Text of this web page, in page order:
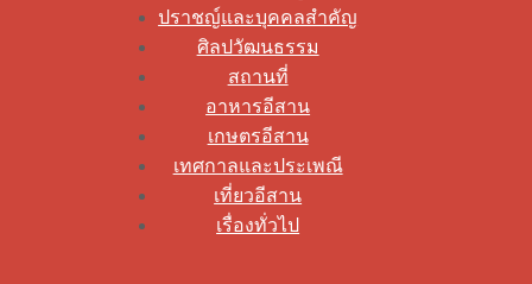
ปราชญ์และบุคคลสำคัญ
ศิลปวัฒนธรรม
สถานที่
อาหารอีสาน
เกษตรอีสาน
เทศกาลและประเพณี
เที่ยวอีสาน
เรื่องทั่วไป